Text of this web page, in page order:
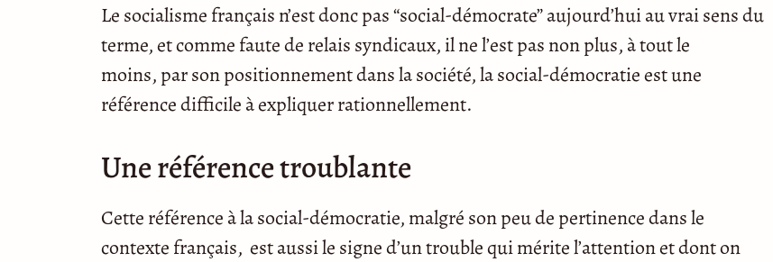
Le socialisme français n’est donc pas “social-démocrate” aujourd’hui au vrai sens du
terme, et comme faute de relais syndicaux, il ne l’est pas non plus, à tout le
moins, par son positionnement dans la société, la social-démocratie est une
référence difficile à expliquer rationnellement.
Une référence troublante
Cette référence à la social-démocratie, malgré son peu de pertinence dans le
contexte français, est aussi le signe d’un trouble qui mérite l’attention et dont on